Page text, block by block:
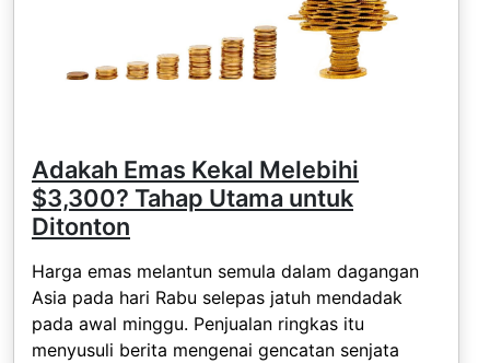
Adakah Emas Kekal Melebihi
$3,300? Tahap Utama untuk
Ditonton
Harga emas melantun semula dalam dagangan
Asia pada hari Rabu selepas jatuh mendadak
pada awal minggu. Penjualan ringkas itu
menyusuli berita mengenai gencatan senjata